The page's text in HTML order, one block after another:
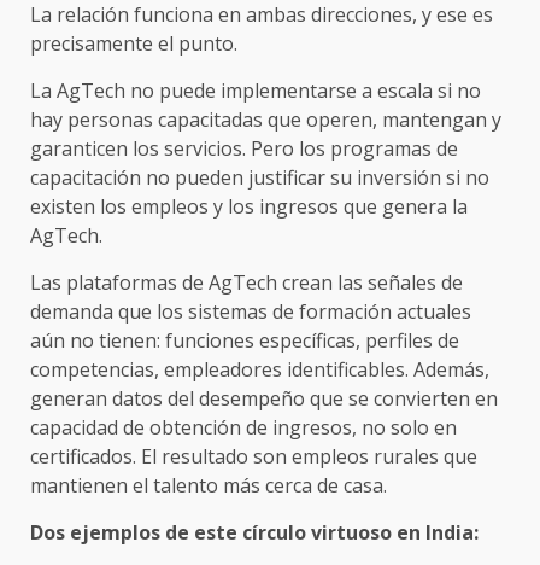
La relación funciona en ambas direcciones, y ese es
precisamente el punto.
La AgTech no puede implementarse a escala si no
hay personas capacitadas que operen, mantengan y
garanticen los servicios. Pero los programas de
capacitación no pueden justificar su inversión si no
existen los empleos y los ingresos que genera la
AgTech.
Las plataformas de AgTech crean las señales de
demanda que los sistemas de formación actuales
aún no tienen: funciones específicas, perfiles de
competencias, empleadores identificables. Además,
generan datos del desempeño que se convierten en
capacidad de obtención de ingresos, no solo en
certificados. El resultado son empleos rurales que
mantienen el talento más cerca de casa.
Dos ejemplos de este círculo virtuoso en India: